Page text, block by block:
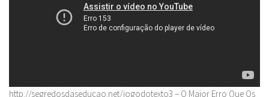
http://segredosdaseducao.net/jogodotexto3 – O Maior Erro Que Os